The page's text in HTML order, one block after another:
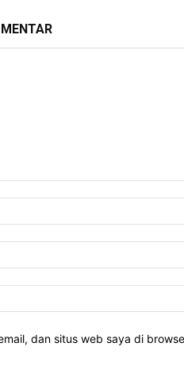
dan situs web saya di